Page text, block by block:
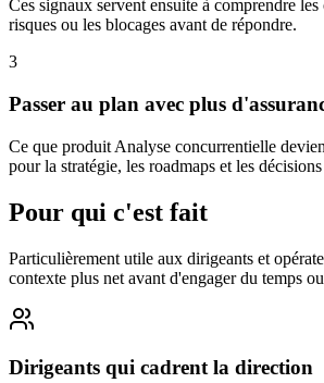
Ces signaux servent ensuite à comprendre
risques ou les blocages avant de répondre.
3
Passer au plan avec plus
Ce que produit Analyse concurrentielle
pour la stratégie, les roadmaps et les
Pour qui c'est fait
Particulièrement utile aux dirigeants et
contexte plus net avant d'engager du temps
Dirigeants qui cadrent la direction